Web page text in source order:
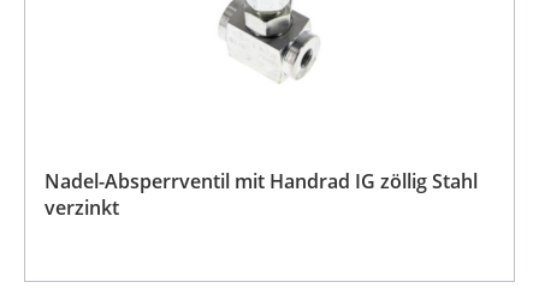
Nadel-Absperrventil mit Handrad IG zöllig Stahl
verzinkt